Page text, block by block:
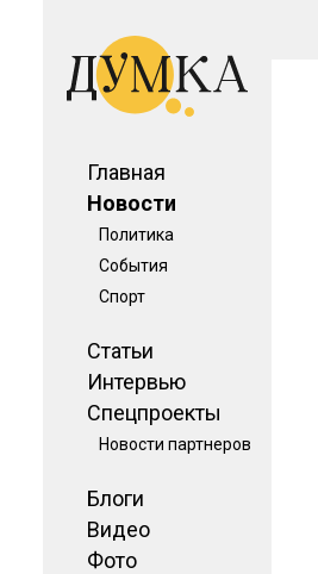
Главная
Новости
Политика
События
Спорт
Статьи
Интервью
Спецпроекты
Новости партнеров
Блоги
Видео
Фото